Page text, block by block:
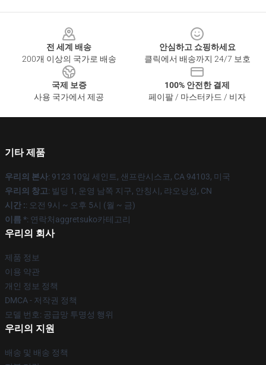
전 세계 배송
200개 이상의 국가로 배송
안심하고 쇼핑하세요
클릭에서 배송까지 24/7 보호
국제 보증
사용 국가에서 제공
100% 안전한 결제
페이팔 / 마스터카드 / 비자
기타 제품
우리의 본사: 9123 10일 세인트, 샌프란시스코, CA 94103, 미국
우리의 창고: 빌딩 1, 운영 남쪽 지구, 안칭시, 랴오닝성, CN
시간 :: 오전 9시 ~ 오후 5시 (월 ~ 금)
이름 *: 연락처aggretsuko카테고리
우리의 회사
제품 정보
이용 약관
개인 정보 정책
DMCA - 저작권 정책
모델 번호: 공급망 투명성 행위
우리의 지원
배송 및 배송 정책